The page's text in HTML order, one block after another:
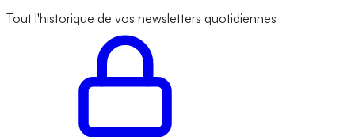
Tout l'historique de vos newsletters quotidiennes